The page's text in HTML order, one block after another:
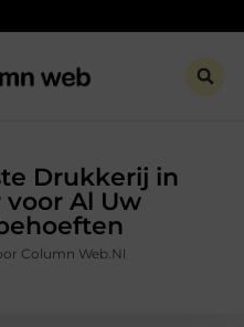
Drukkerij in
Al Uw
Column Web.nl